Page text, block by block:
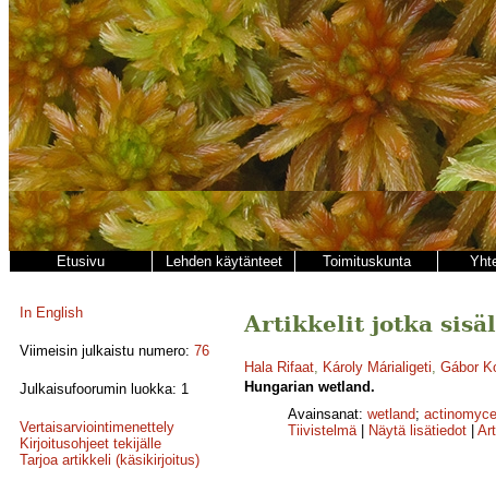
Etusivu Lehden käytänteet Toimituskunta
In English
Viimeisin julkaistu numero: 76
Julkaisufoorumin luokka: 1
Vertaisarviointimenettely
Kirjoitusohjeet tekijälle
Tarjoa artikkeli (käsikirjoitus)
Artikkelit jotka
Hala Rifaat, Károly Márialigeti, Gábor
Hungarian wetland.
Avainsanat: wetland;
Tiivistelmä| Näytä lisätiedot